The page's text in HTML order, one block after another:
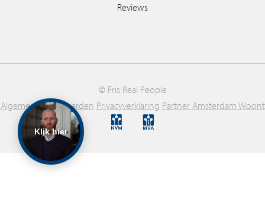
Reviews
© Fris Real People
Algemene voorwaarden Privacyverklaring Partner Amsterdam Woont
Klik hier